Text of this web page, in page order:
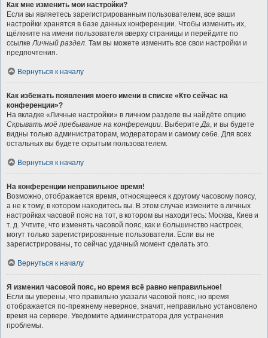
Как мне изменить мои настройки?
Если вы являетесь зарегистрированным пользователем, все ваши
настройки хранятся в базе данных конференции. Чтобы изменить их,
щёлкните на имени пользователя вверху страницы и перейдите по
ссылкеЛичный раздел. Там вы можете изменить все свои настройки и
предпочтения.
Вернуться к началу
Как избежать появления моего имени в списке «Кто сейчас на
конференции»?
На вкладке «Личные настройки» в личном разделе вы найдёте опцию
Скрывать моё пребывание на конференции. ВыберитеДа, и вы будете
видны только администраторам, модераторам и самому себе. Для всех
остальных вы будете скрытым пользователем.
Вернуться к началу
На конференции неправильное время!
Возможно, отображается время, относящееся к другому часовому поясу,
а не к тому, в котором находитесь вы. В этом случае измените в личных
настройках часовой пояс на тот, в котором вы находитесь: Москва, Киев и
т. д. Учтите, что изменять часовой пояс, как и большинство настроек,
могут только зарегистрированные пользователи. Если вы не
зарегистрированы, то сейчас удачный момент сделать это.
Вернуться к началу
Я изменил часовой пояс, но время всё равно неправильное!
Если вы уверены, что правильно указали часовой пояс, но время
отображается по-прежнему неверное, значит, неправильно установлено
время на сервере. Уведомите администратора для устранения
проблемы.